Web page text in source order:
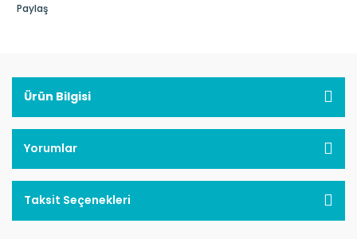
Paylaş
Ürün Bilgisi
Yorumlar
Taksit Seçenekleri